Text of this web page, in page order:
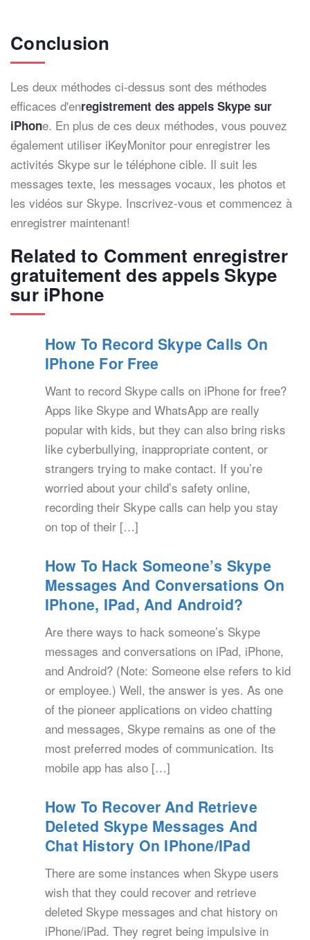
Conclusion
Les deux méthodes ci-dessus sont des méthodes
efficaces d'enregistrement des appels Skype sur
iPhone. En plus de ces deux méthodes, vous pouvez
également utiliser iKeyMonitor pour enregistrer les
activités Skype sur le téléphone cible. Il suit les
messages texte, les messages vocaux, les photos et
les vidéos sur Skype. Inscrivez-vous et commencez à
enregistrer maintenant!
Related to Comment enregistrer
gratuitement des appels Skype
sur iPhone
How To Record Skype Calls On
IPhone For Free
Want to record Skype calls on iPhone for free?
Apps like Skype and WhatsApp are really
popular with kids, but they can also bring risks
like cyberbullying, inappropriate content, or
strangers trying to make contact. If you’re
worried about your child’s safety online,
recording their Skype calls can help you stay
on top of their […]
How To Hack Someone’s Skype
Messages And Conversations On
IPhone, IPad, And Android?
Are there ways to hack someone’s Skype
messages and conversations on iPad, iPhone,
and Android? (Note: Someone else refers to kid
or employee.) Well, the answer is yes. As one
of the pioneer applications on video chatting
and messages, Skype remains as one of the
most preferred modes of communication. Its
mobile app has also […]
How To Recover And Retrieve
Deleted Skype Messages And
Chat History On IPhone/iPad
There are some instances when Skype users
wish that they could recover and retrieve
deleted Skype messages and chat history on
iPhone/iPad. They regret being impulsive in